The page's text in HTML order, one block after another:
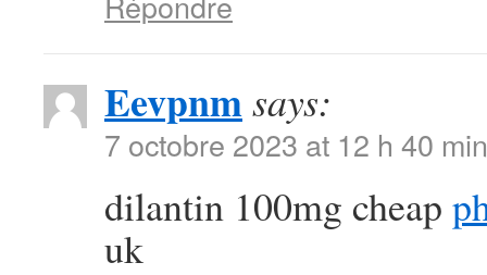
Eevpnmsays:
7 octobre 2023 at 12 h 40 min
dilantin 100mg cheap
uk